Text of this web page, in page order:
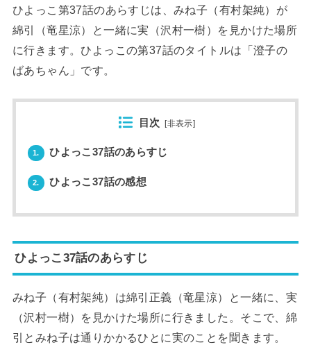
ひよっこ第37話のあらすじは、みね子（有村架純）が
綿引（竜星涼）と一緒に実（沢村一樹）を見かけた場所
に行きます。ひよっこの第37話のタイトルは「澄子の
ばあちゃん」です。
目次 [非表示]
1. ひよっこ37話のあらすじ
2. ひよっこ37話の感想
ひよっこ37話のあらすじ
みね子（有村架純）は綿引正義（竜星涼）と一緒に、実
（沢村一樹）を見かけた場所に行きました。そこで、綿
引とみね子は通りかかるひとに実のことを聞きます。